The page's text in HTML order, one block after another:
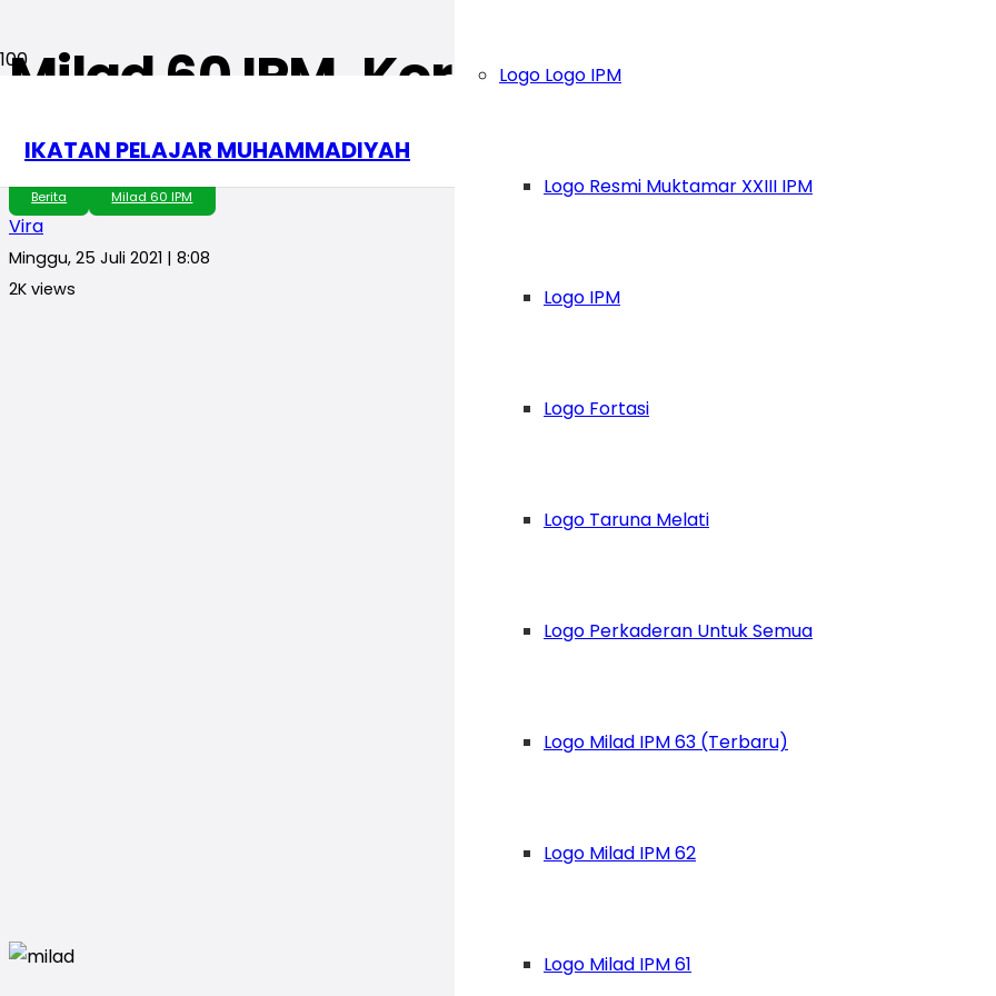
IKATAN PELAJAR MUHAMMADIYAH
Logo Logo IPM
Logo Resmi Muktamar XXIII IPM
Logo IPM
Logo Fortasi
Logo Taruna Melati
Logo Perkaderan Untuk Semua
Logo Milad IPM 63 (Terbaru)
Logo Milad IPM 62
Logo Milad IPM 61
Milad 60 IPM, Kornas Alumni IPM
Rawat Integritas Diri
Berita Milad 60 IPM
Vira
Minggu, 25 Juli 2021 | 8:08
2K views